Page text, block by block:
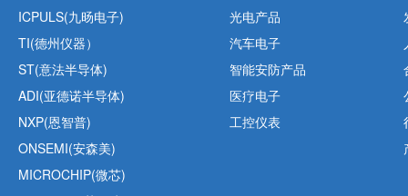
ICPULS(九旸电子)
TI(德州仪器）
ST(意法半导体)
ADI(亚德诺半导体)
NXP(恩智普)
ONSEMI(安森美)
MICROCHIP(微芯)
光电产品
汽车电子
智能安防产品
医疗电子
工控仪表